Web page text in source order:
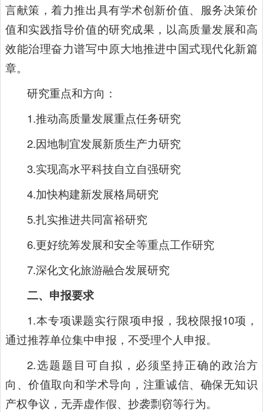
言献策，着力推出具有学术创新价值、服务决策价
值和实践指导价值的研究成果，以高质量发展和高
效能治理奋力谱写中原大地推进中国式现代化新篇
章。
研究重点和方向：
1.推动高质量发展重点任务研究
2.因地制宜发展新质生产力研究
3.实现高水平科技自立自强研究
4.加快构建新发展格局研究
5.扎实推进共同富裕研究
6.更好统筹发展和安全等重点工作研究
7.深化文化旅游融合发展研究
二、申报要求
1.本专项课题实行限项申报，我校限报10项，
通过推荐单位集中申报，不受理个人申报。
2.选题题目可自拟，必须坚持正确的政治方
向、价值取向和学术导向，注重诚信、确保无知识
产权争议，无弄虚作假、抄袭剽窃等行为。